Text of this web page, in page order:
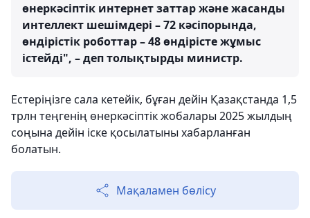
өнеркәсіптік интернет заттар және жасанды
интеллект шешімдері – 72 кәсіпорында,
өндірістік роботтар – 48 өндірісте жұмыс
істейді", – деп толықтырды министр.
Естеріңізге сала кетейік, бұған дейін Қазақстанда 1,5
трлн теңгенің өнеркәсіптік жобалары 2025 жылдың
соңына дейін іске қосылатыны хабарланған
болатын.
Мақаламен бөлісу